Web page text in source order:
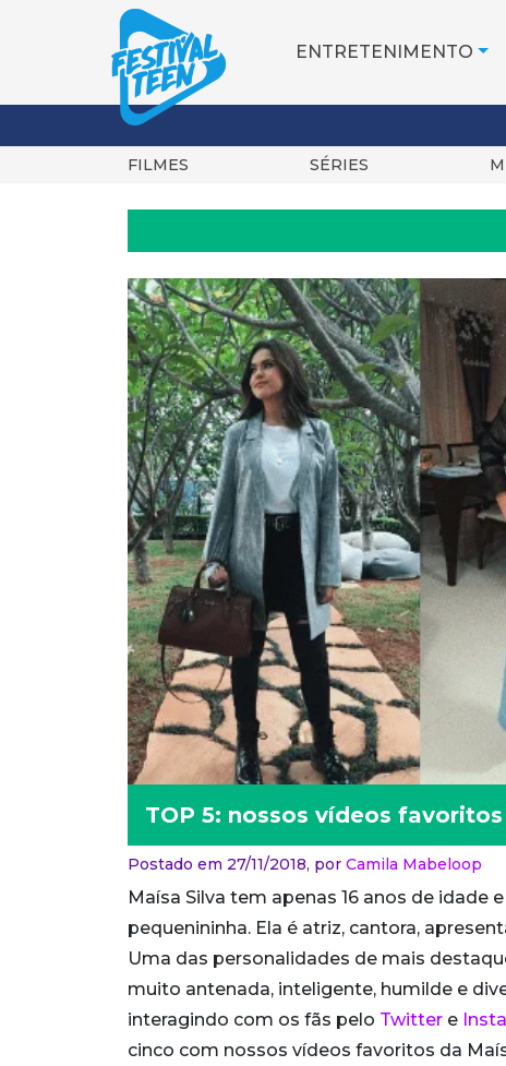
ENTRETENIMENTO
FILMES SÉRIES
TOP 5: nossos vídeos
Postado em 27/11/2018, por Camila Mabeloop
Maísa Silva tem apenas 16 anos de
pequenininha. Ela é atriz, cantora,
Uma das personalidades de mais
muito antenada, inteligente, humilde e
interagindo com os fãs pelo Twitter e
cinco com nossos vídeos favoritos da